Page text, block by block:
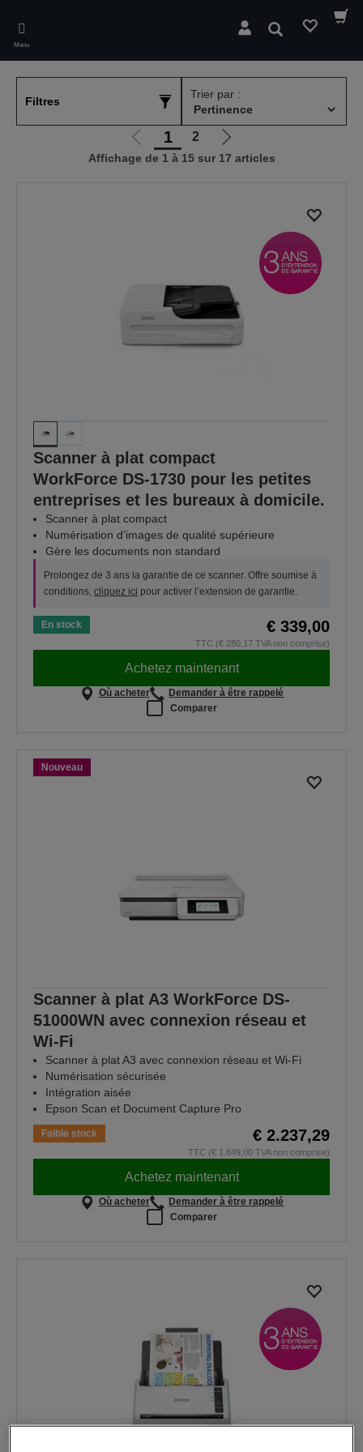
main
content
Menu
Rechercher
Filtres
Trier par :
Aller
à
1 2
Aller
à
Affichage de 1 à 15 sur 17 articles
Scanner à plat compact
WorkForce DS-1730 pour les petites
entreprises et les bureaux à domicile.
Scanner à plat compact
Numérisation d’images de qualité supérieure
Gère les documents non standard
Prolongez de 3 ans la garantie de ce scanner. Offre soumise à
conditions, cliquez ici pour activer l’extension de garantie.
En stock € 339,00
TTC (€ 280,17 TVA non comprise)
Achetez maintenant
Où acheter
Demander à être rappelé
Comparer
Nouveau
Scanner à plat A3 WorkForce DS-
51000WN avec connexion réseau et
Wi-Fi
Scanner à plat A3 avec connexion réseau et Wi-Fi
Numérisation sécurisée
Intégration aisée
Epson Scan et Document Capture Pro
Faible stock € 2.237,29
TTC (€ 1.849,00 TVA non comprise)
Achetez maintenant
Où acheter
Demander à être rappelé
Comparer